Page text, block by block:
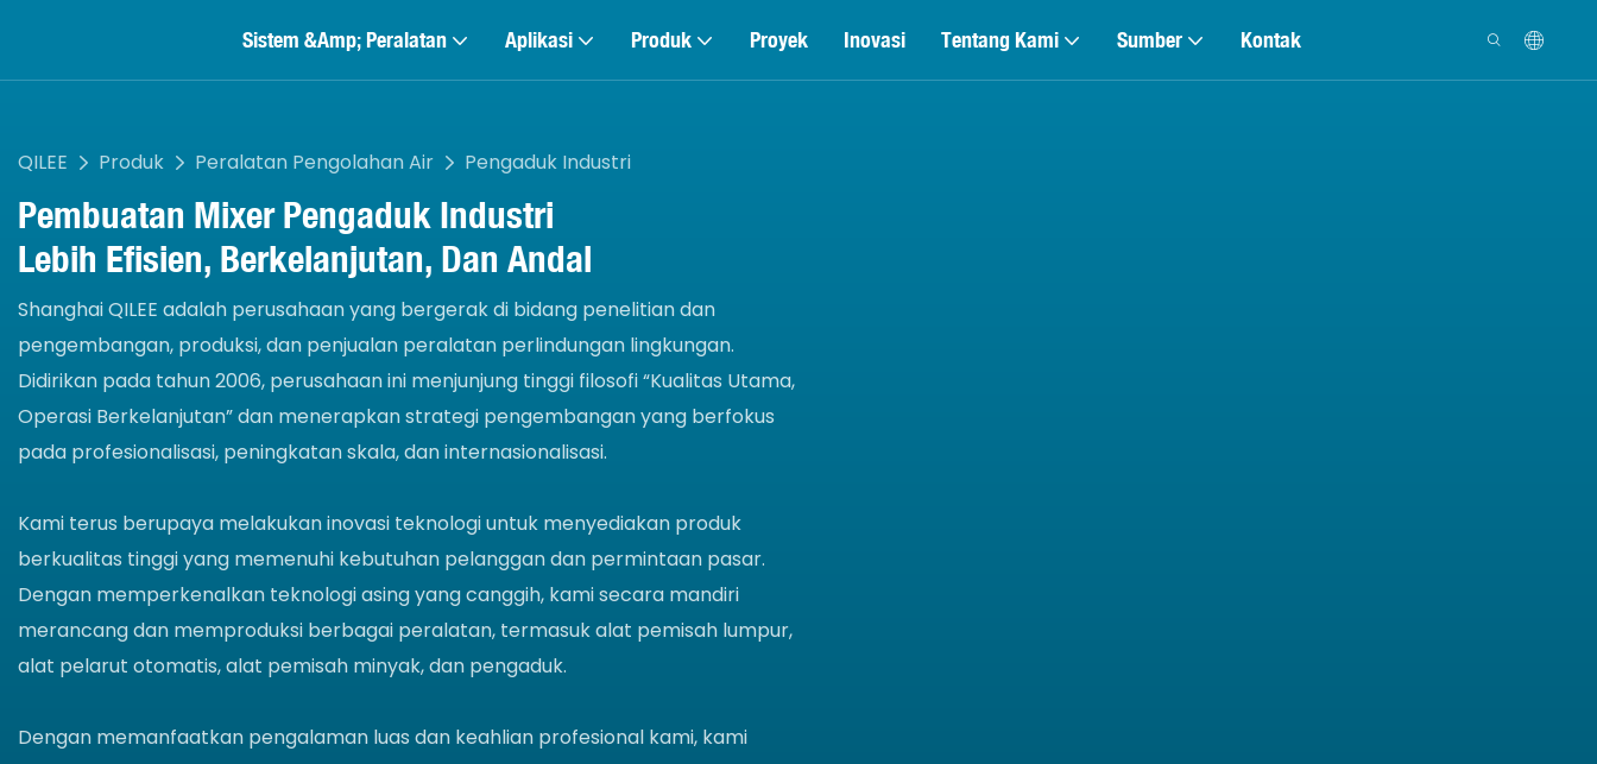
Sistem &amp; Peralatan Aplikasi Produk Proyek Inovasi Tentang Kami Sumber Kontak
QILEE Produk Peralatan Pengolahan Air Pengaduk Industri
Pembuatan Mixer Pengaduk Industri
Lebih Efisien, Berkelanjutan, Dan Andal
Shanghai QILEE adalah perusahaan yang bergerak di bidang penelitian dan
pengembangan, produksi, dan penjualan peralatan perlindungan lingkungan.
Didirikan pada tahun 2006, perusahaan ini menjunjung tinggi filosofi “Kualitas Utama,
Operasi Berkelanjutan” dan menerapkan strategi pengembangan yang berfokus
pada profesionalisasi, peningkatan skala, dan internasionalisasi.
Kami terus berupaya melakukan inovasi teknologi untuk menyediakan produk
berkualitas tinggi yang memenuhi kebutuhan pelanggan dan permintaan pasar.
Dengan memperkenalkan teknologi asing yang canggih, kami secara mandiri
merancang dan memproduksi berbagai peralatan, termasuk alat pemisah lumpur,
alat pelarut otomatis, alat pemisah minyak, dan pengaduk.
Dengan memanfaatkan pengalaman luas dan keahlian profesional kami, kami